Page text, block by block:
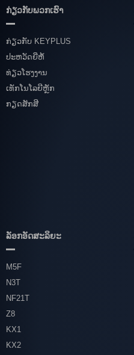
ກ່ຽວ​ກັບ​ພວກ​ເຮົາ
ກ່ຽວກັບ KEYPLUS
ປະຫວັດຍີ່ຫໍ້
ທ່ຽວໂຮງງານ
ເທັກໂນໂລຍີຫຼັກ
ກຽດສັກສີ
ລັອກອັດສະລິຍະ
M5F
N3T
NF21T
Z8
KX1
KX2